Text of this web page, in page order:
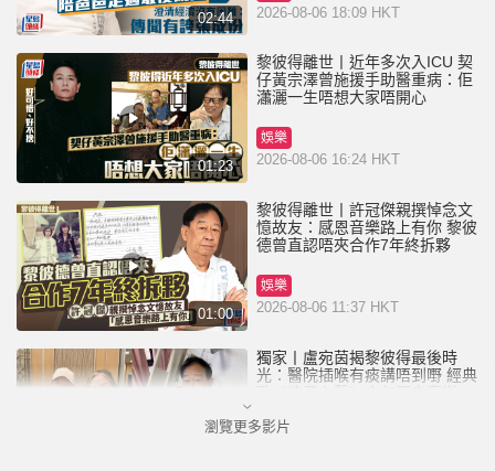
02:44 2026-08-06 18:09 HKT
01:23
黎彼得離世丨近年多次入ICU 契
仔黃宗澤曾施援手助醫重病：佢
瀟灑一生唔想大家唔開心
娛樂
2026-08-06 16:24 HKT
01:00
黎彼得離世丨許冠傑親撰悼念文
憶故友：感恩音樂路上有你 黎彼
德曾直認唔夾合作7年終拆夥
娛樂
2026-08-06 11:37 HKT
獨家丨盧宛茵揭黎彼得最後時
光：醫院插喉有痰講唔到嘢 經典
娛樂
瀏覽更多影片